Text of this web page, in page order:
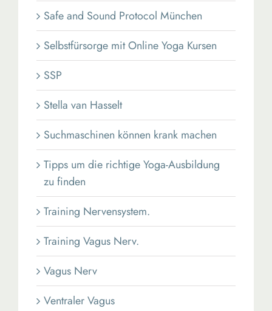
Safe and Sound Protocol München
Selbstfürsorge mit Online Yoga Kursen
SSP
Stella van Hasselt
Suchmaschinen können krank machen
Tipps um die richtige Yoga-Ausbildung
zu finden
Training Nervensystem.
Training Vagus Nerv.
Vagus Nerv
Ventraler Vagus